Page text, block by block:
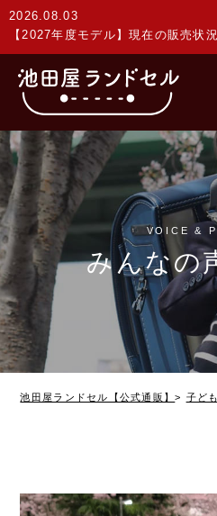
2026.08.03
【2027年度モデル】現在の販売状
VOICE &
みんなの
池田屋ランドセル【公式通販】 子ど